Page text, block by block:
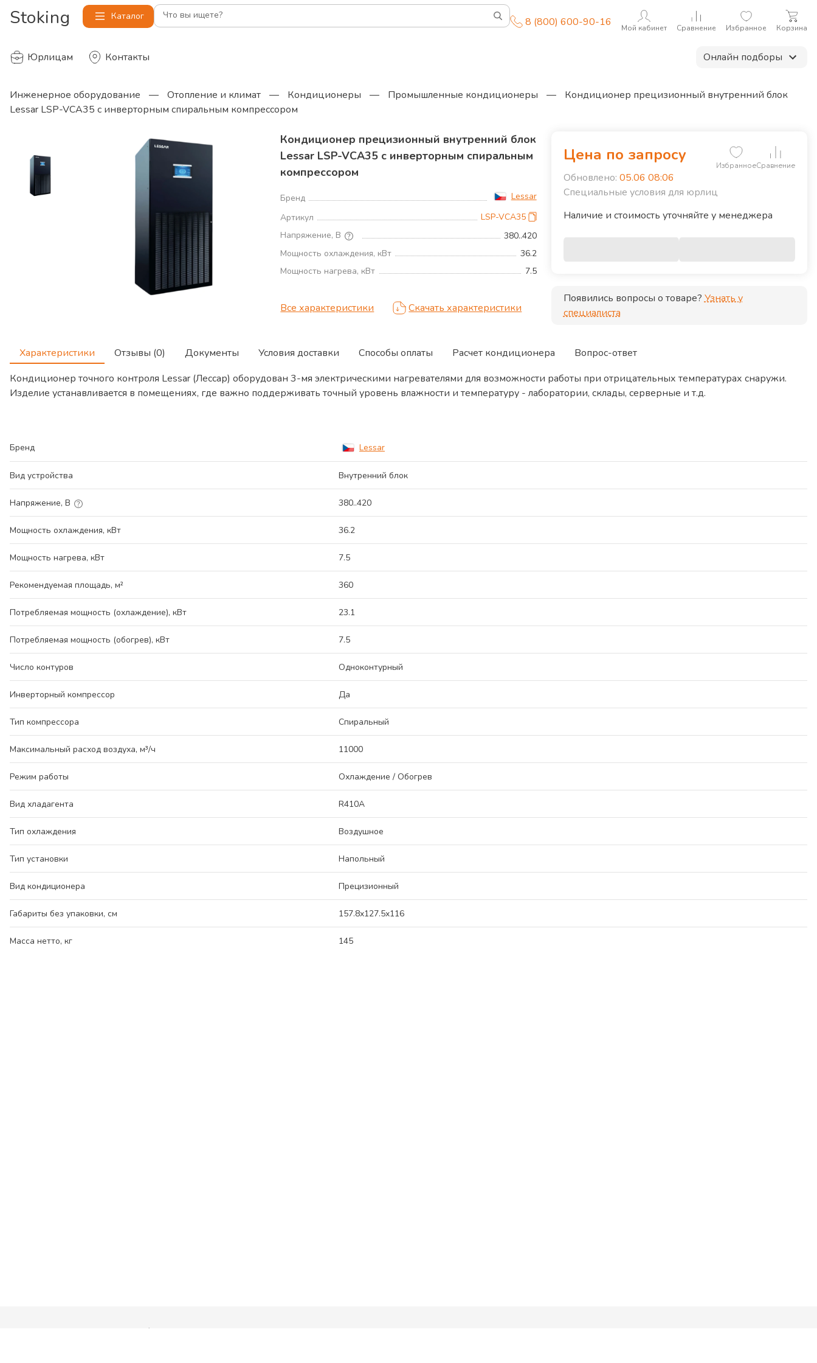
Stoking Каталог Что вы ищете? 8 (800) 600-90-16 Мой кабинет Сравнение Избранное Корзина
Юрлицам Контакты Онлайн подборы
Инженерное оборудование — Отопление и климат — Кондиционеры — Промышленные кондиционеры —
Кондиционер прецизионный внутренний блок
Lessar LSP-VCA35 с инверторным спиральным компрессором
Кондиционер прецизионный внутренний блок
Lessar LSP-VCA35 с инверторным спиральным
компрессором
Бренд
Lessar
Артикул
LSP-VCA35
Напряжение, В
380..420
Мощность охлаждения, кВт
36.2
Мощность нагрева, кВт
7.5
Рекомендуемая площадь, м²
Тип компрессора
Спиральный
Тип охлаждения
Все характеристики Скачать характеристики
Цена по запросу
ИзбранноеСравнение
Обновлено: 05.06 08:06
Специальные условия для юрлиц
Наличие и стоимость уточняйте у менеджера
Появились вопросы о товаре? Узнать у
специалиста
Характеристики Отзывы (0) Документы Условия доставки Способы оплаты Расчет кондиционера
Вопрос-ответ
Кондиционер точного контроля Lessar (Лессар) оборудован 3-мя электрическими нагревателями для возможности работы при отрицательных температурах снаружи.
Изделие устанавливается в помещениях, где важно поддерживать точный уровень влажности и температуру - лаборатории, склады, серверные и т.д.
Бренд Lessar
Вид устройства Внутренний блок
Напряжение, В 380..420
Мощность охлаждения, кВт 36.2
Мощность нагрева, кВт 7.5
Рекомендуемая площадь, м² 360
Потребляемая мощность (охлаждение), кВт 23.1
Потребляемая мощность (обогрев), кВт 7.5
Число контуров Одноконтурный
Инверторный компрессор Да
Тип компрессора Спиральный
Максимальный расход воздуха, м³/ч 11000
Режим работы Охлаждение / Обогрев
Вид хладагента R410A
Тип охлаждения Воздушное
Тип установки Напольный
Вид кондиционера Прецизионный
Габариты без упаковки, см 157.8x127.5x116
Масса нетто, кг 145
Компания